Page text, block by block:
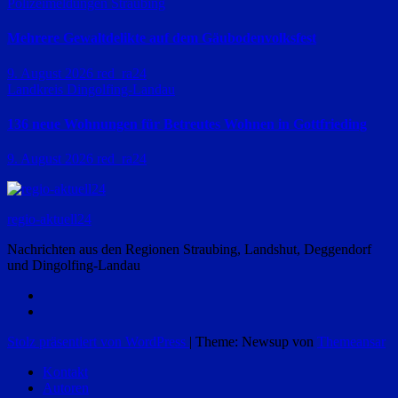
Polizeimeldungen Straubing
Mehrere Gewaltdelikte auf dem Gäubodenvolksfest
9. August 2026 red_ra24
Landkreis Dingolfing-Landau
136 neue Wohnungen für Betreutes Wohnen in Gottfrieding
9. August 2026 red_ra24
regio-aktuell24
Nachrichten aus den Regionen Straubing, Landshut, Deggendorf
und Dingolfing-Landau
Stolz präsentiert von WordPress | Theme: Newsup von Themeansar
Kontakt
Autoren